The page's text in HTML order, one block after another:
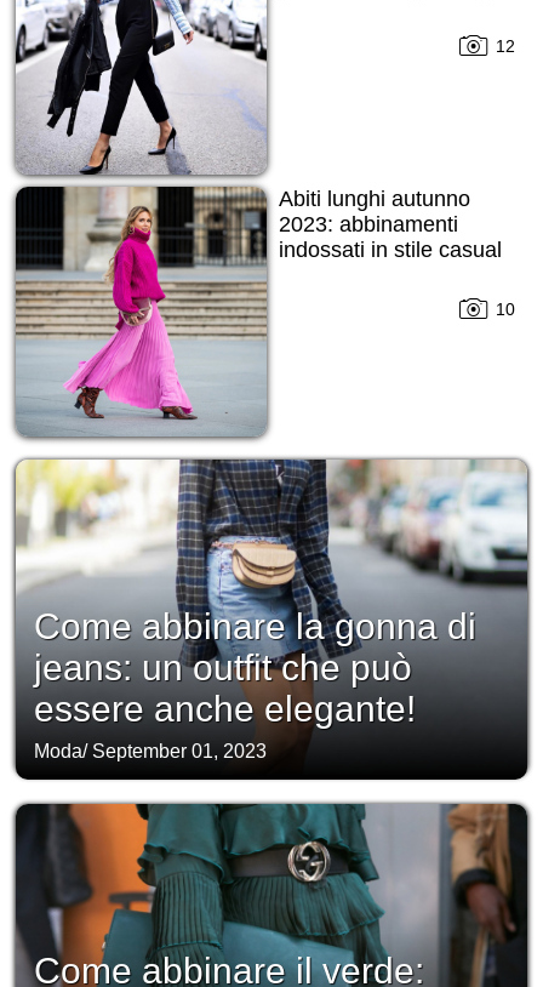
12
Abiti lunghi autunno
2023: abbinamenti
indossati in stile casual
10
Come abbinare la gonna di
jeans: un outfit che può
essere anche elegante!
Moda/ September 01, 2023
Come abbinare il verde: